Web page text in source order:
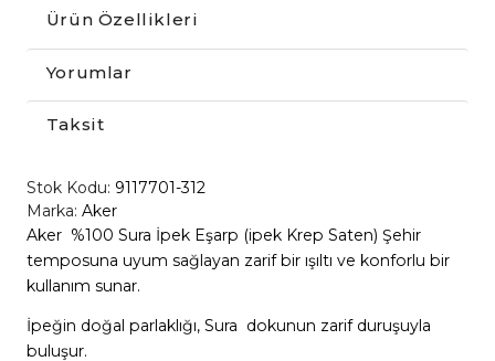
Ürün Özellikleri
Yorumlar
Taksit
Stok Kodu: 9117701-312
Marka: Aker
Aker %100 Sura İpek Eşarp (ipek Krep Saten) Şehir
temposuna uyum sağlayan zarif bir ışıltı ve konforlu bir
kullanım sunar.
İpeğin doğal parlaklığı, Sura dokunun zarif duruşuyla
buluşur.